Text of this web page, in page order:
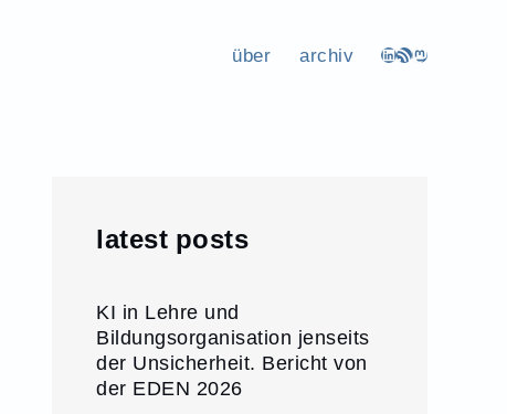
über archiv LinkedIn
RSS-FeedMastodon
latest posts
KI in Lehre und
Bildungsorganisation jenseits
der Unsicherheit. Bericht von
der EDEN 2026